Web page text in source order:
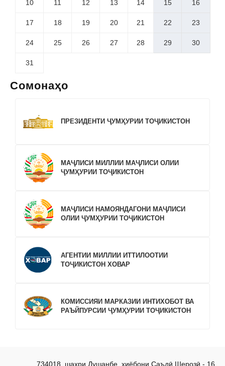
10 11 12 13 14 15 16
17 18 19 20 21 22 23
24 25 26 27 28 29 30
31
Сомонаҳо
ПРЕЗИДЕНТИ ҶУМҲУРИИ ТОҶИКИСТОН
МАҶЛИСИ МИЛЛИИ МАҶЛИСИ ОЛИИ
ҶУМҲУРИИ ТОҶИКИСТОН
МАҶЛИСИ НАМОЯНДАГОНИ МАҶЛИСИ
ОЛИИ ҶУМҲУРИИ ТОҶИКИСТОН
АГЕНТИИ МИЛЛИИ ИТТИЛООТИИ
ТОҶИКИСТОН ХОВАР
КОМИССИЯИ МАРКАЗИИ ИНТИХОБОТ ВА
РАЪЙПУРСИИ ҶУМҲУРИИ ТОҶИКИСТОН
734018, шаҳри Душанбе, хиёбони Саъдӣ Шерозӣ - 16